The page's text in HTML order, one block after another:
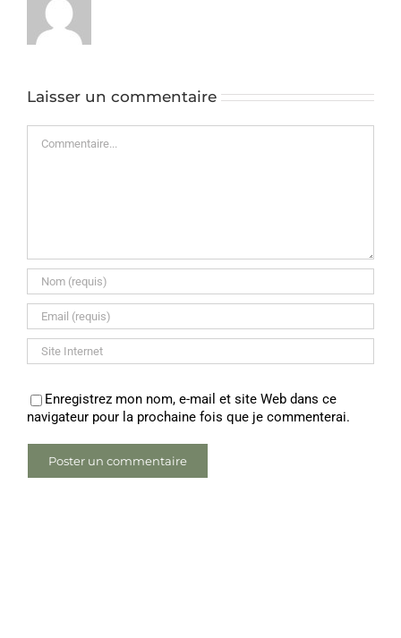
Laisser un commentaire
Enregistrez mon nom, e-mail et site Web dans ce
navigateur pour la prochaine fois que je commenterai.